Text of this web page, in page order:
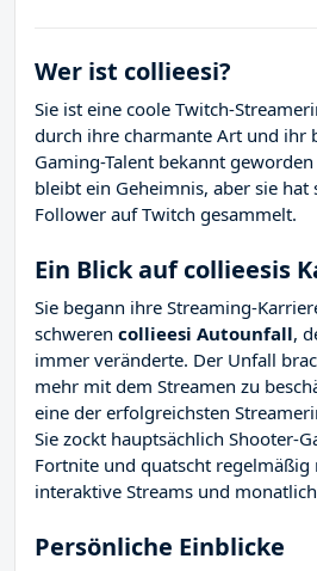
Wer ist collieesi?
Sie ist eine coole Twitch-
durch ihre charmante Art und ihr
Gaming-Talent bekannt
bleibt ein Geheimnis, aber sie hat
Follower auf Twitch gesammelt.
Ein Blick auf collieesis
Sie begann ihre Streaming-
schweren collieesi Autounfall,
immer veränderte. Der Unfall
mehr mit dem Streamen zu
eine der erfolgreichsten
Sie zockt hauptsächlich Shooter-
Fortnite und quatscht regelmäßig
interaktive Streams und
Persönliche Einblicke